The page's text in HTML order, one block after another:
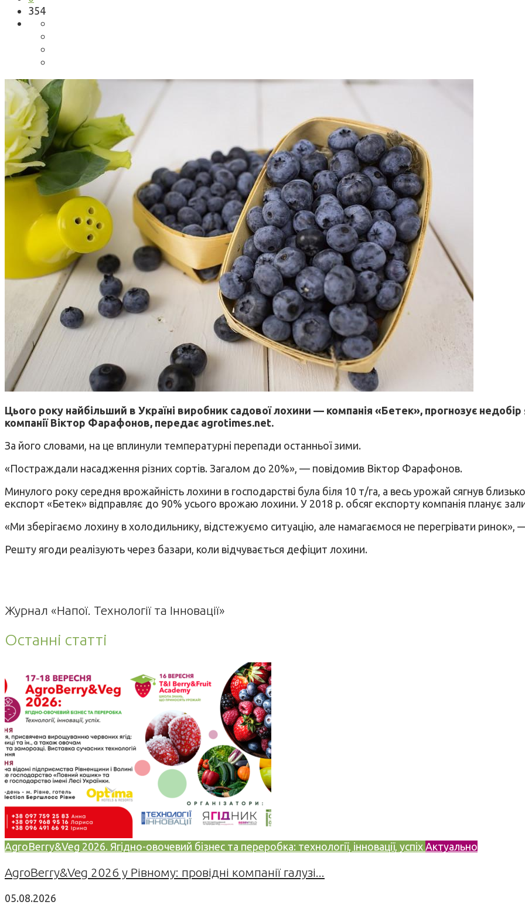
354
Цього року найбільший в Україні виробник садової лохини — компанія «Бетек», прогнозує
компанії Віктор Фарафонов, передає agrotimes.net.
За його словами, на це вплинули температурні перепади останньої зими.
«Постраждали насадження різних сортів. Загалом до 20%», — повідомив Віктор Фарафонов.
Минулого року середня врожайність лохини в господарстві була біля 10 т/га, а весь урожай сягнув
експорт «Бетек» відправляє до 90% усього врожаю лохини. У 2018 р. обсяг експорту компанія планує
«Ми зберігаємо лохину в холодильнику, відстежуємо ситуацію, але намагаємося не перегрівати
Решту ягоди реалізують через базари, коли відчувається дефіцит лохини.
Журнал «Напої. Технології та Інновації»
Останні статті
AgroBerry&Veg 2026. Ягідно-овочевий бізнес та переробка: технології, інновації, успіх Актуально
AgroBerry&Veg 2026 у Рівному: провідні компанії галузі...
05.08.2026